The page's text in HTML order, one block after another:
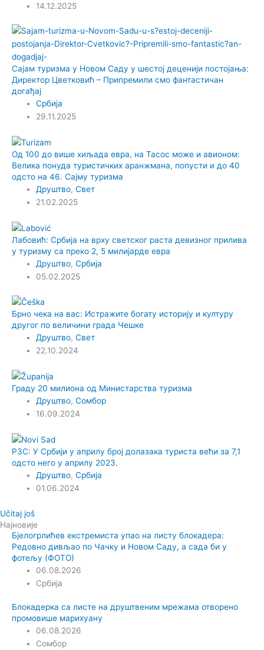
14.12.2025
Сајам туризма у Новом Саду у шестој деценији постојања:
Директор Цветковић – Припремили смо фантастичан
догађај
Србија
29.11.2025
Од 100 до више хиљада евра, на Тасос може и авионом:
Велика понуда туристичких аранжмана, попусти и до 40
одсто на 46. Сајму туризма
Друштво,Свет
21.02.2025
Лабовић: Србија на врху светског раста девизног прилива
у туризму са преко 2, 5 милијарде евра
Друштво,Србија
05.02.2025
Брно чека на вас: Истражите богату историју и културу
другог по величини града Чешке
Друштво,Свет
22.10.2024
Граду 20 милиона од Министарства туризма
Друштво,Сомбор
16.09.2024
РЗС: У Србији у априлу број долазака туриста већи за 7,1
одсто него у априлу 2023.
Друштво,Србија
01.06.2024
Učitaj još
Најновије
Бјелогрлићев екстремиста упао на листу блокадера:
Редовно дивљао по Чачку и Новом Саду, а сада би у
фотељу (ФОТО)
06.08.2026
Србија
Блокадерка са листе на друштвеним мрежама отворено
промовише марихуану
06.08.2026
Сомбор